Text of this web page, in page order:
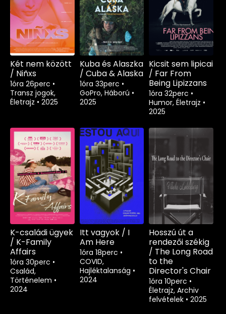
Két nem között
/ Niñxs
1óra 26perc •
Transz jogok,
Életrajz • 2025
Kuba és Alaszka
/ Cuba & Alaska
1óra 33perc •
GoPro, Háború •
2025
Kicsit sem lipicai
/ Far From
Being Lipizzans
1óra 32perc •
Humor, Életrajz •
2025
K-családi ügyek
/ K-Family
Affairs
1óra 30perc •
Család,
Történelem •
2024
Itt vagyok / I
Am Here
1óra 18perc •
COVID,
Hajléktalanság •
2024
Hosszú út a
rendezői székig
/ The Long Road
to the
Director's Chair
1óra 10perc •
Életrajz, Archiv
felvételek • 2025